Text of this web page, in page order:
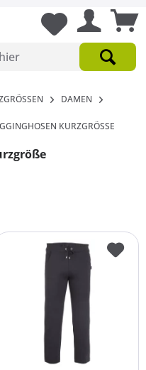
DAMEN
KURZGRÖSSE